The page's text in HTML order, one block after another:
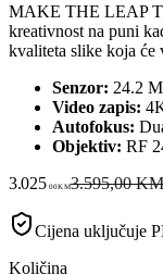
MAKE THE LEAP
kreativnost na puni
kvaliteta slike koja će
Senzor: 24.2
Video zapis:
Autofokus:
Objektiv: RF
3.025 00KM3.595,00 KM
Cijena uključuje
Količina